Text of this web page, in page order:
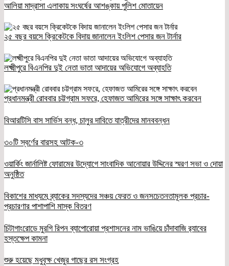
আলিয়া মাদ্রাসা এলাকায় সংঘর্ষের আশঙ্কায় পুলিশ মোতায়েন
২৫ বছর বয়সে ক্রিকেটকে বিদায় জানালেন ইংলিশ পেসার জন টার্নার
লক্ষ্মীপুরে বিএনপির দুই নেতা ভাতা আদায়ের অভিযোগে অব্যাহতি
প্রধানমন্ত্রী রোববার চট্টগ্রাম সফরে, হেফাজত আমিরের সঙ্গে সাক্ষাৎ করবেন
বিআরটিসি বাস সার্ভিস বন্ধ, চালুর দাবিতে যাত্রীদের মানববন্ধন
৩০টি স্বর্ণের বারসহ আটক-৩
ওয়ার্কিং জার্নালিষ্ট ফোরামের উদ্যোগে সাংবাদিক আনোয়ার উদ্দিনের স্মরণ সভা ও দোয়া
অনুষ্ঠিত
বিকাশের মাধ্যমে ব্র্যাকের সদস্যদের সঞ্চয় ফেরত ও জনসচেতনতামূলক প্রচার-
প্রচারণার পাশাপাশি মাস্ক বিতরণ
চিটাগাংরোডে মুরগি রিপন ব্যাপোরোয়া প্রশাসনের নাম ভাঙিয়ে চাঁদাবাজি র‌্যাবের
হস্তক্ষেপ কামনা
শুরু হয়েছে মধুবৃক্ষ খেজুর গাছের রস সংগ্রহ